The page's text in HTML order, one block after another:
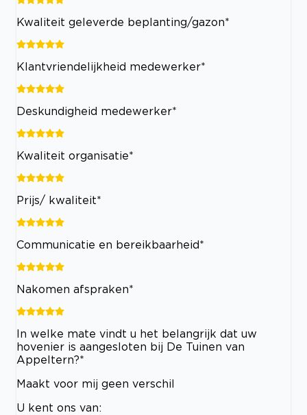
Kwaliteit geleverde beplanting/gazon*
Klantvriendelijkheid medewerker*
Deskundigheid medewerker*
Kwaliteit organisatie*
Prijs/ kwaliteit*
Communicatie en bereikbaarheid*
Nakomen afspraken*
In welke mate vindt u het belangrijk dat uw
hovenier is aangesloten bij De Tuinen van
Appeltern?*
Maakt voor mij geen verschil
U kent ons van: